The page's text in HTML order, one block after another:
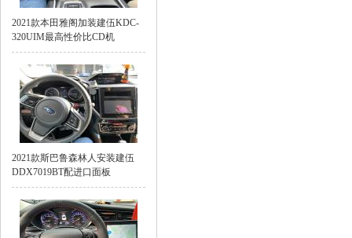
2021款本田雅阁加装建伍KDC-
320UIM最高性价比CD机
2021款斯巴鲁森林人安装建伍
DDX7019BT配进口面板